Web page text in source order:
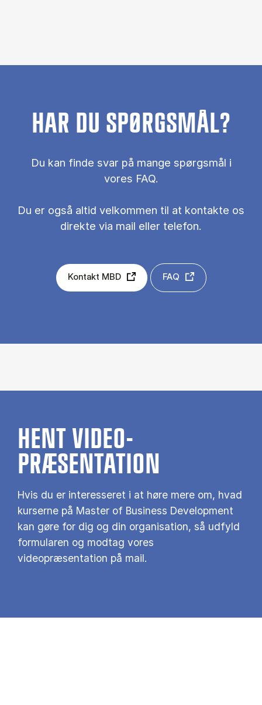
HAR DU SPØRGSMÅL?
Du kan finde svar på mange spørgsmål i
vores FAQ.
Du er også al­tid vel­kom­men til at kon­tak­te os
di­rek­te via mail el­ler te­le­fon.
Kontakt MBD FAQ
HENT VIDEO-
PRÆSENTATION
Hvis du er interesseret i at høre mere om, hvad
kurserne på Master of Business Development
kan gøre for dig og din organisation, så udfyld
formularen og modtag vores
videopræsentation på mail.